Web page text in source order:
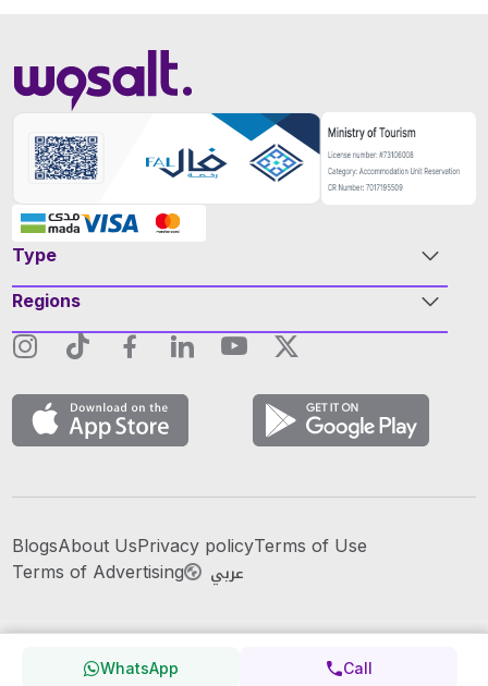
Type
Regions
BlogsAbout UsPrivacy policyTerms of Use
Terms of Advertising
عربي
WhatsApp Call